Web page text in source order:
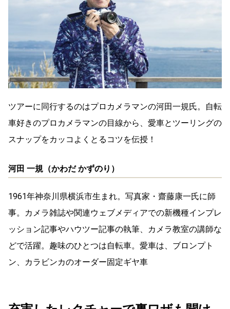
ツアーに同行するのはプロカメラマンの河田一規氏。自転
車好きのプロカメラマンの目線から、愛車とツーリングの
スナップをカッコよくとるコツを伝授！
河田 一規（かわだ かずのり）
1961年神奈川県横浜市生まれ。写真家・齋藤康一氏に師
事。カメラ雑誌や関連ウェブメディアでの新機種インプレ
ッション記事やハウツー記事の執筆、カメラ教室の講師な
どで活躍。趣味のひとつは自転車。愛車は、ブロンプト
ン、カラビンカのオーダー固定ギヤ車